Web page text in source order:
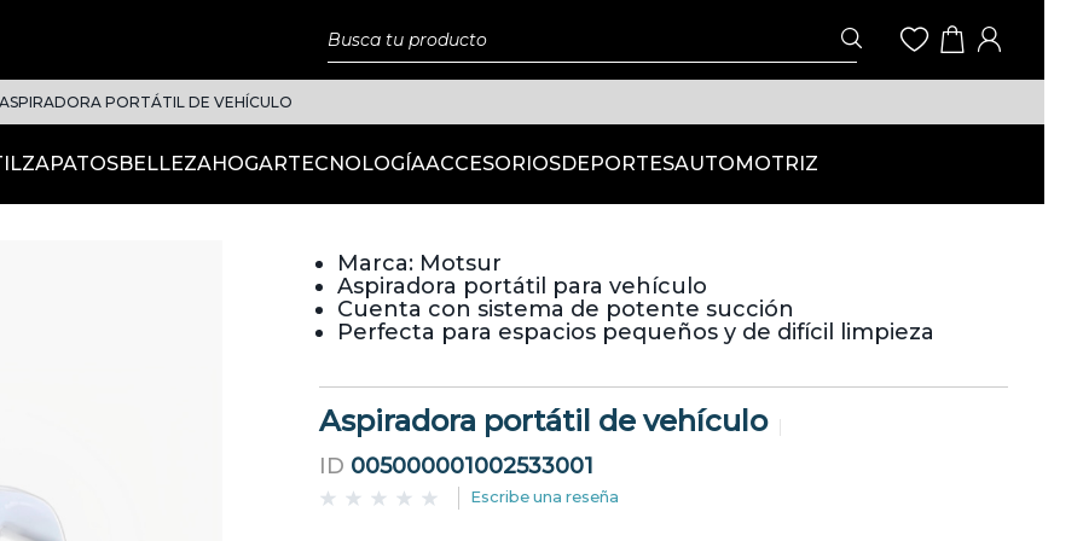
ASPIRADORA PORTÁTIL DE VEHÍCULO
ZAPATOSBELLEZAHOGARTECNOLOGÍAACCESORIOSDEPORTESAUTOMOTRIZ
Marca: Motsur
Aspiradora portátil para vehículo
Cuenta con sistema de potente succión
Perfecta para espacios pequeños y de difícil limpieza
Aspiradora portátil de vehículo
ID 005000001002533001
Escribe una reseña